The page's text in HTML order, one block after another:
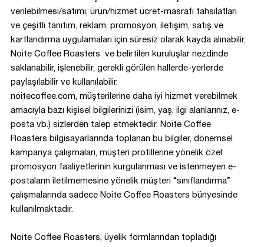
verilebilmesi/satımı, ürün/hizmet ücret-masrafı tahsilatları
ve çeşitli tanıtım, reklam, promosyon, iletişim, satış ve
kartlandırma uygulamaları için süresiz olarak kayda alınabilir,
Noite Coffee Roasters ve belirtilen kuruluşlar nezdinde
saklanabilir, işlenebilir, gerekli görülen hallerde-yerlerde
paylaşılabilir ve kullanılabilir.
noitecoffee.com, müşterilerine daha iyi hizmet verebilmek
amacıyla bazı kişisel bilgilerinizi (isim, yaş, ilgi alanlarınız, e-
posta vb.) sizlerden talep etmektedir. Noite Coffee
Roasters bilgisayarlarında toplanan bu bilgiler, dönemsel
kampanya çalışmaları, müşteri profillerine yönelik özel
promosyon faaliyetlerinin kurgulanması ve istenmeyen e-
postaların iletilmemesine yönelik müşteri “sınıflandırma”
çalışmalarında sadece Noite Coffee Roasters bünyesinde
kullanılmaktadır.
Noite Coffee Roasters, üyelik formlarından topladığı